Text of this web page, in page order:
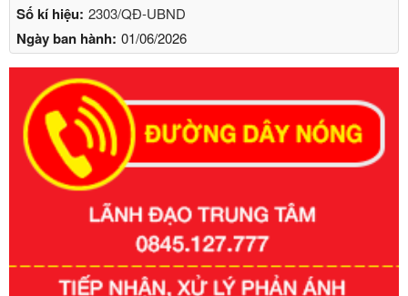
Số kí hiệu: 2303/QĐ-UBND
Ngày ban hành: 01/06/2026